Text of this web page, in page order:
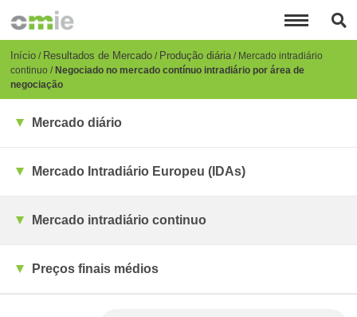
para
conteúdo
principal
Breadcrumb
Início Resultados de Mercado Produção diária Mercado intradiário
continuo Negociado no mercado contínuo intradiário por área de
negociação
Mercado diário
Mercado Intradiário Europeu (IDAs)
Mercado intradiário continuo
Preços finais médios